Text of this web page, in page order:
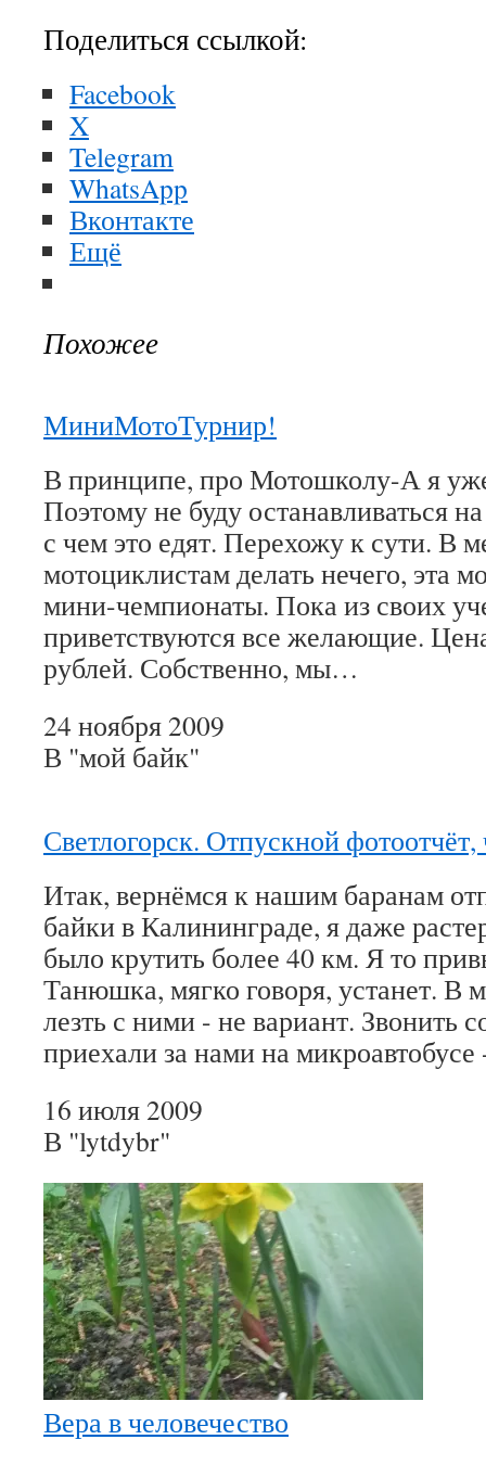
Поделиться ссылкой:
Facebook
X
Telegram
WhatsApp
Вконтакте
Ещё
Похожее
МиниМотоТурнир!
В принципе, про Мотошколу-А я
Поэтому не буду останавливаться
с чем это едят. Перехожу к сути. В
мотоциклистам делать нечего, эта
мини-чемпионаты. Пока из своих
приветствуются все желающие.
рублей. Собственно, мы…
24 ноября 2009
В "мой байк"
Светлогорск. Отпускной фотоотчёт,
Итак, вернёмся к нашим баранам
байки в Калининграде, я даже
было крутить более 40 км. Я то
Танюшка, мягко говоря, устанет. В
лезть с ними - не вариант. Звонить
приехали за нами на
16 июля 2009
В "lytdybr"
Вера в человечество